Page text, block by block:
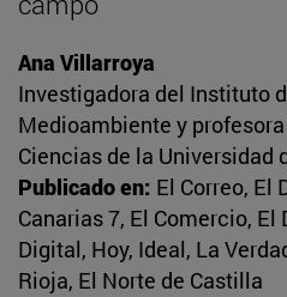
Ana Villarroya
Investigadora del Instituto
Medioambiente y
Ciencias de la Universidad
Publicado en: El Correo, El
Canarias 7, El Comercio,
Digital, Hoy, Ideal, La
Rioja, El Norte de Castilla